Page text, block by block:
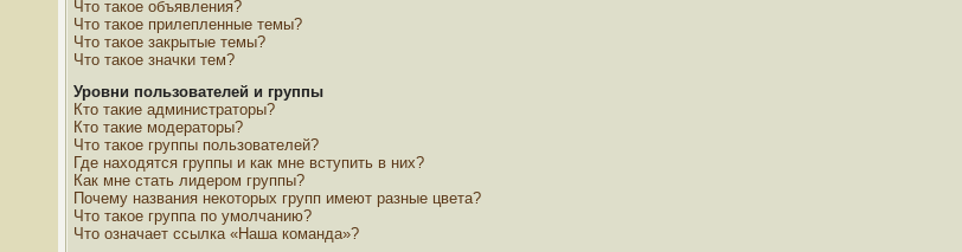
Что такое объявления?
Что такое прилепленные темы?
Что такое закрытые темы?
Что такое значки тем?
Уровни пользователей и группы
Кто такие администраторы?
Кто такие модераторы?
Что такое группы пользователей?
Где находятся группы и как мне вступить в них?
Как мне стать лидером группы?
Почему названия некоторых групп имеют разные цвета?
Что такое группа по умолчанию?
Что означает ссылка «Наша команда»?